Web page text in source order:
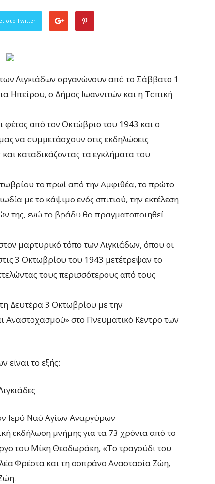
στο Twitter
Λιγκιάδων οργανώνουν από το Σάββατο 1
Ηπείρου, ο Δήμος Ιωαννιτών και η Τοπική
από τον Οκτώβριο του 1943 και ο
να συμμετάσχουν στις εκδηλώσεις
καταδικάζοντας τα εγκλήματα του
το πρωί από την Αμφιθέα, το πρώτο
με το κάψιμο ενός σπιτιού, την εκτέλεση
της, ενώ το βράδυ θα πραγματοποιηθεί
μαρτυρικό τόπο των Λιγκιάδων, όπου οι
3 Οκτωβρίου του 1943 μετέτρεψαν το
τους περισσότερους από τους
Δευτέρα 3 Οκτωβρίου με την
στο Πνευματικό Κέντρο των
το εξής:
Ιερό Ναό Αγίων Αναργύρων
εκδήλωση μνήμης για τα 73 χρόνια από το
του Μίκη Θεοδωράκη, «Το τραγούδι του
Φρέστα και τη σοπράνο Αναστασία Ζώη,